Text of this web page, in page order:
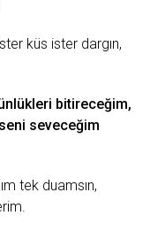
küs ister dargın,
bitireceğim,
seveceğim
tek duamsın,